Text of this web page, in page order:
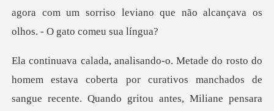
agora com um sorriso leviano que não
vos manchados de
sangue recente. Quando gritou antes, Miliane pensara